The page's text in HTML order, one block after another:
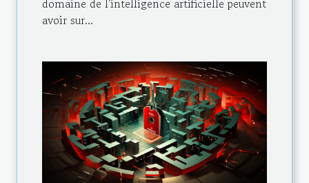
domaine de l'intelligence artificielle peuvent
avoir sur...